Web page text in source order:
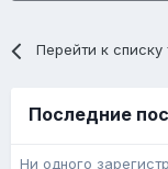
Перейти к списку
Последние
Ни одного